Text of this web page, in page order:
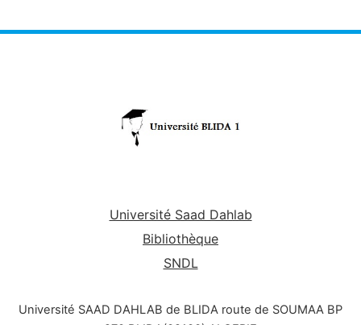
Université Saad Dahlab
Bibliothèque
SNDL
Université SAAD DAHLAB de BLIDA route de SOUMAA BP